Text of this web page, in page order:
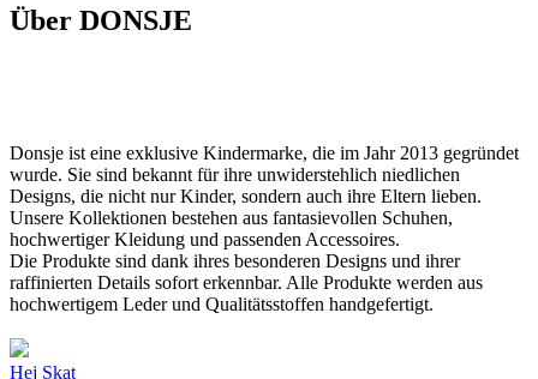
Über DONSJE
Donsje ist eine exklusive Kindermarke, die im Jahr 2013 gegründet
wurde. Sie sind bekannt für ihre unwiderstehlich niedlichen
Designs, die nicht nur Kinder, sondern auch ihre Eltern lieben.
Unsere Kollektionen bestehen aus fantasievollen Schuhen,
hochwertiger Kleidung und passenden Accessoires.
Die Produkte sind dank ihres besonderen Designs und ihrer
raffinierten Details sofort erkennbar. Alle Produkte werden aus
hochwertigem Leder und Qualitätsstoffen handgefertigt.
Hej Skat